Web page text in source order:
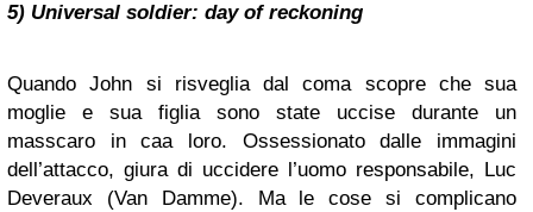
5) Universal soldier: day of reckoning
Quando John si risveglia dal coma scopre che sua
moglie e sua figlia sono state uccise durante un
masscaro in caa loro. Ossessionato dalle immagini
dell’attacco, giura di uccidere l’uomo responsabile, Luc
Deveraux (Van Damme). Ma le cose si complicano